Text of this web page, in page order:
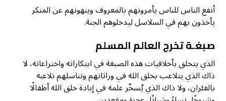
أنفع الناس للناس يأمرونهم بالمعروف وينهونهم عن المنكر
يأخذون بهم في السلاسل ليدخلوهم الجنة.
صبغـةتخرجالعالم المسلم
الذي يتخلق بأخلاقيات هذه الصبغة في ابتكاراته واختراعاته، لا
ذاك الذي يتلاعب بخلق الله في وراثاتهم وتناسلهم تلاعبه
بالفئران، ولا ذاك الذي يُسخّر علمه في إبادة خلق الله أطفالًا